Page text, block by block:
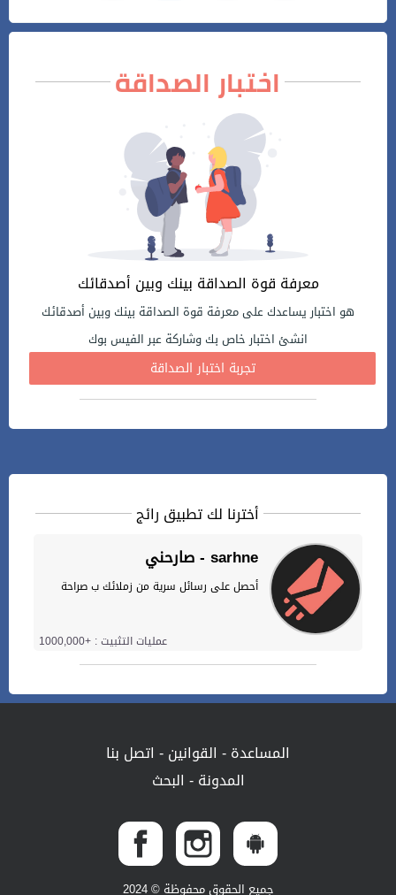
اختبار الصداقة
معرفة قوة الصداقة بينك وبين أصدقائك
هو اختبار يساعدك على معرفة قوة الصداقة بينك وبين أصدقائك
انشئ اختبار خاص بك وشاركة عبر الفيس بوك
تجربة اختبار الصداقة
أخترنا لك تطبيق رائج
صارحني - sarhne
أحصل على رسائل سرية من زملائك ب صراحة
عمليات التثبيت : +1000,000
المساعدة- القوانين- اتصل بنا
المدونة- البحث
جميع الحقوق محفوظة © 2024